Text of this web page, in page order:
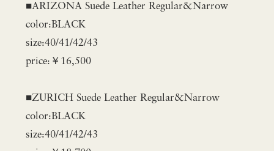
■ARIZONA Suede Leather Regular&Narrow
color:BLACK
size:40/41/42/43
price:￥16,500
■ZURICH Suede Leather Regular&Narrow
color:BLACK
size:40/41/42/43